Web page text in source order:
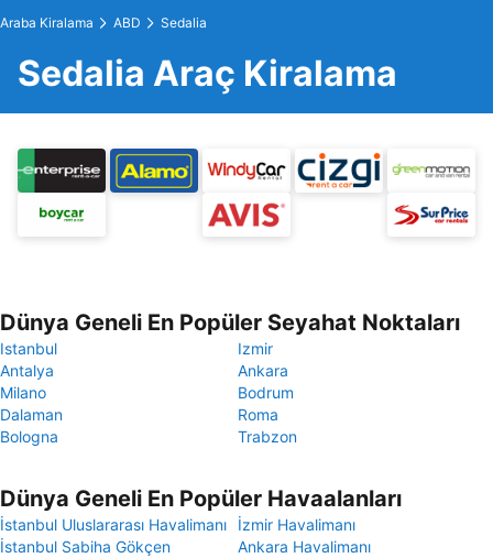
Araba Kiralama ABD Sedalia
Sedalia Araç Kiralama
Dünya Geneli En Popüler Seyahat Noktaları
Istanbul
Izmir
Antalya
Ankara
Milano
Bodrum
Dalaman
Roma
Bologna
Trabzon
Dünya Geneli En Popüler Havaalanları
İstanbul Uluslararası Havalimanı
İzmir Havalimanı
İstanbul Sabiha Gökçen
Ankara Havalimanı